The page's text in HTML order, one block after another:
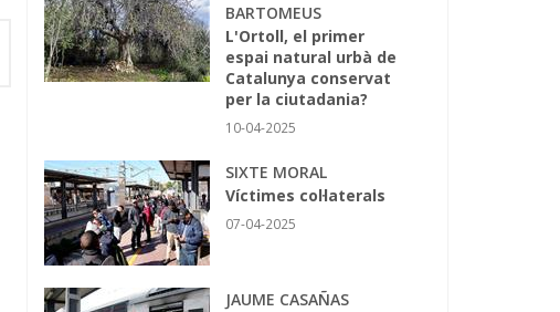
BARTOMEUS
L'Ortoll, el primer
espai natural urbà de
Catalunya conservat
per la ciutadania?
10-04-2025
SIXTE MORAL
Víctimes col·laterals
07-04-2025
JAUME CASAÑAS